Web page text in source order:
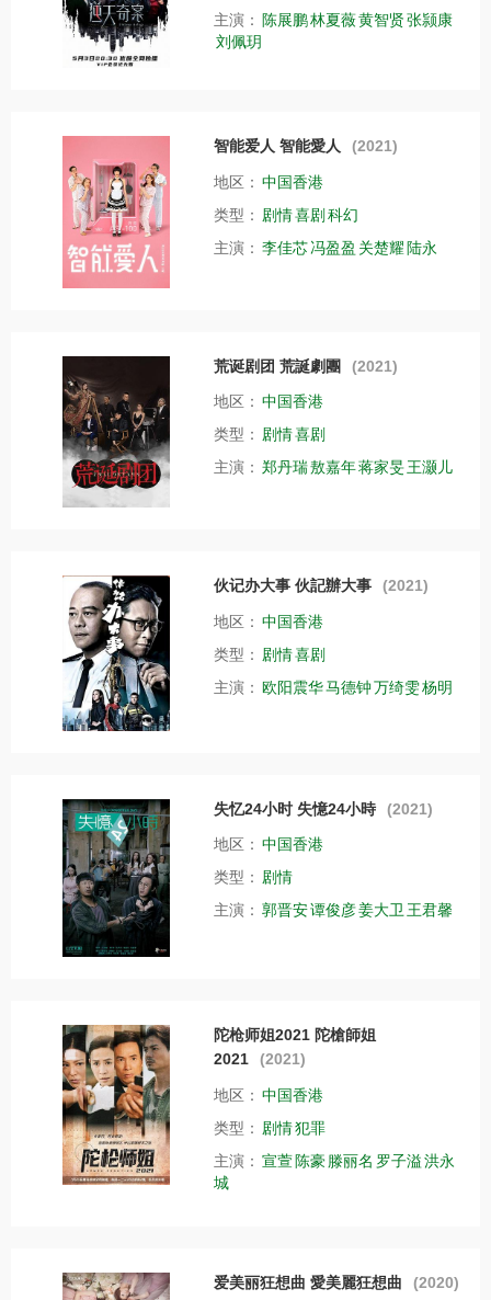
主演： 陈展鹏林夏薇黄智贤张颕康
刘佩玥
智能爱人 智能愛人 (2021)
地区： 中国香港
类型： 剧情喜剧 科幻
主演： 李佳芯冯盈盈 关楚耀 陆永
荒诞剧团 荒誕劇團 (2021)
地区： 中国香港
类型： 剧情喜剧
主演： 郑丹瑞敖嘉年蒋家旻王灏儿
伙记办大事 伙記辦大事 (2021)
地区： 中国香港
类型： 剧情喜剧
主演： 欧阳震华马德钟万绮雯杨明
失忆24小时 失憶24小時 (2021)
地区： 中国香港
类型： 剧情
主演： 郭晋安谭俊彦姜大卫王君馨
陀枪师姐2021 陀槍師姐
2021
(2021)
地区： 中国香港
类型： 剧情犯罪
主演： 宣萱陈豪滕丽名 罗子溢洪永
城
爱美丽狂想曲 愛美麗狂想曲 (2020)